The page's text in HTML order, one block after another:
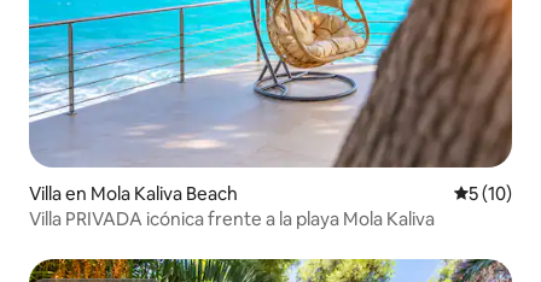
Villa en Mola Kaliva Beach
5 (10)
Villa PRIVADA icónica frente a la playa Mola Kaliva